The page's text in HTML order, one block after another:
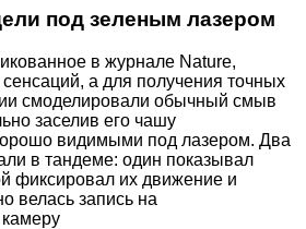
под зеленым лазером
в журнале Nature,
а для получения точных
смоделировали обычный смыв
заселив его чашу
видимыми под лазером. Два
в тандеме: один показывал
фиксировал их движение и
велась запись на